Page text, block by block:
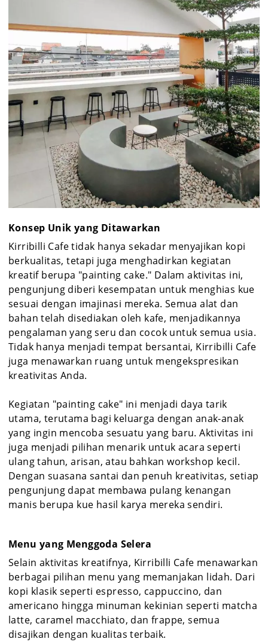
Konsep Unik yang Ditawarkan
Kirribilli Cafe tidak hanya sekadar menyajikan kopi
berkualitas, tetapi juga menghadirkan kegiatan
kreatif berupa "painting cake." Dalam aktivitas ini,
pengunjung diberi kesempatan untuk menghias kue
sesuai dengan imajinasi mereka. Semua alat dan
bahan telah disediakan oleh kafe, menjadikannya
pengalaman yang seru dan cocok untuk semua usia.
Tidak hanya menjadi tempat bersantai, Kirribilli Cafe
juga menawarkan ruang untuk mengekspresikan
kreativitas Anda.
Kegiatan "painting cake" ini menjadi daya tarik
utama, terutama bagi keluarga dengan anak-anak
yang ingin mencoba sesuatu yang baru. Aktivitas ini
juga menjadi pilihan menarik untuk acara seperti
ulang tahun, arisan, atau bahkan workshop kecil.
Dengan suasana santai dan penuh kreativitas, setiap
pengunjung dapat membawa pulang kenangan
manis berupa kue hasil karya mereka sendiri.
Menu yang Menggoda Selera
Selain aktivitas kreatifnya, Kirribilli Cafe menawarkan
berbagai pilihan menu yang memanjakan lidah. Dari
kopi klasik seperti espresso, cappuccino, dan
americano hingga minuman kekinian seperti matcha
latte, caramel macchiato, dan frappe, semua
disajikan dengan kualitas terbaik.